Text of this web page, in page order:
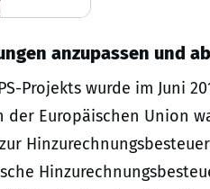
anzupassen und
Projekts wurde im Juni
der Europäischen Union